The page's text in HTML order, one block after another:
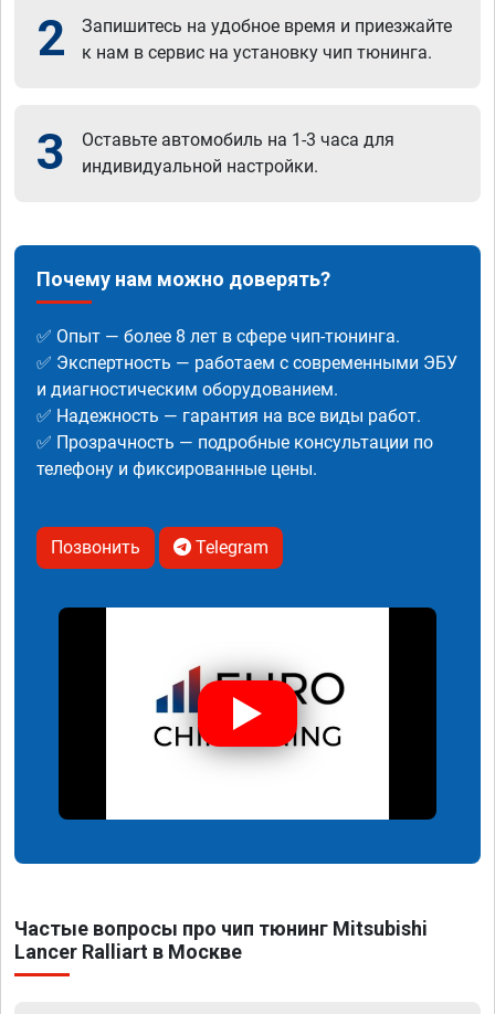
2
Запишитесь на удобное время и приезжайте
к нам в сервис на установку чип тюнинга.
3
Оставьте автомобиль на 1-3 часа для
индивидуальной настройки.
Почему нам можно доверять?
✅ Опыт — более 8 лет в сфере чип-тюнинга.
✅ Экспертность — работаем с современными ЭБУ
и диагностическим оборудованием.
✅ Надежность — гарантия на все виды работ.
✅ Прозрачность — подробные консультации по
телефону и фиксированные цены.
Позвонить Telegram
Частые вопросы про чип тюнинг Mitsubishi
Lancer Ralliart в Москве